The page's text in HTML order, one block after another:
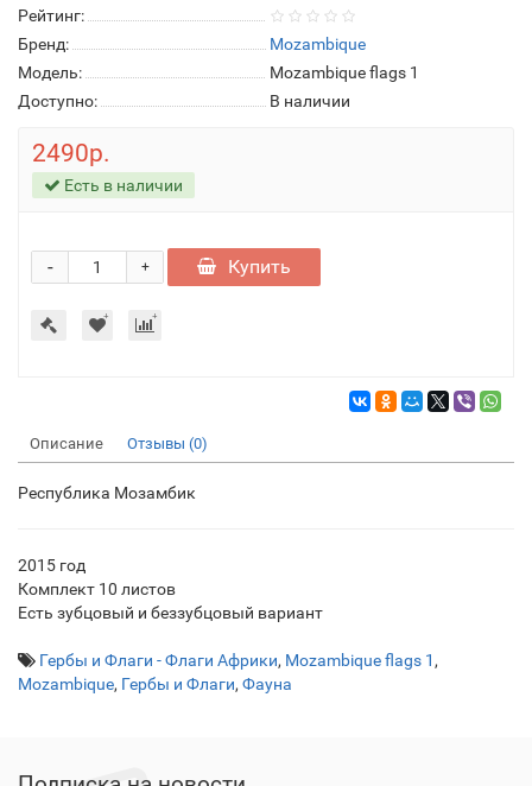
Рейтинг:
Бренд:
Mozambique
Модель:
Mozambique flags 1
Доступно:
В наличии
2490р.
Есть в наличии
+
- Купить
Описание Отзывы (0)
Республика Мозамбик
2015 год
Комплект 10 листов
Есть зубцовый и беззубцовый вариант
Гербы и Флаги - Флаги Африки, Mozambique flags 1 ,
Mozambique, Гербы и Флаги, Фауна